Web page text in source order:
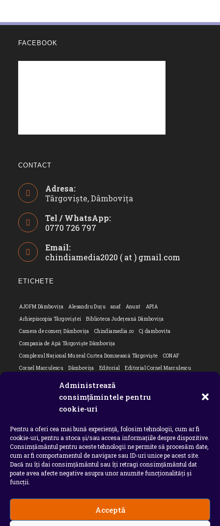
Administrează
consimțămintele pentru
cookie-uri
Pentru a oferi cea mai bună experiență, folosim tehnologii, cum ar fi
cookie-uri, pentru a stoca și/sau accesa informațiile despre dispozitive.
Consimțământul pentru aceste tehnologii ne permite să procesăm date,
cum ar fi comportamentul de navigare sau ID-uri unice pe acest site.
Dacă nu îți dai consimțământul sau îți retragi consimțământul dat
poate avea afecte negative asupra unor anumite funcționalități și
funcții.
Acceptă
FACEBOOK
CONTACT
Adresa:
Târgoviște, Dâmbovița
Tel / WhatsApp:
0770 726 797
in
your
Email:
chindiamedia2020 ( at ) gmail.com
ETICHETE
AJOFM Dâmbovița Alesandru Duțu anaf Anunt
APIA
Arhiepiscopia Târgoviștei
Biblioteca Județeană Dâmbovița
Camera de comerț Dâmbovița
Chindiamedia.ro
Cj dambovita
Compania de Apă Târgoviște Dâmbovița
Complexul Național Muzeal Curtea Domnească Târgoviște
CONAF
Cornel Marculescu
Dâmbovița Editorial
Editorial Cornel Marculescu
ipj dambovita
Isu dambovita Basarab I Dambovita
Ministerul Educației
ministerul sanatatii Nu-ți uita istoria
Oana Filip
Prefectura dambovita
Primaria Dragodana
Primaria Lucieni
primaria Răzvad
Primaria Ulmi primăria Târgoviște
PSD Dambovita
psiholog
Serial Situatia Covid 19 Dambovita
Situație Covid-19
Universitatea Valahia
Copyright 2026 - Chindia Media